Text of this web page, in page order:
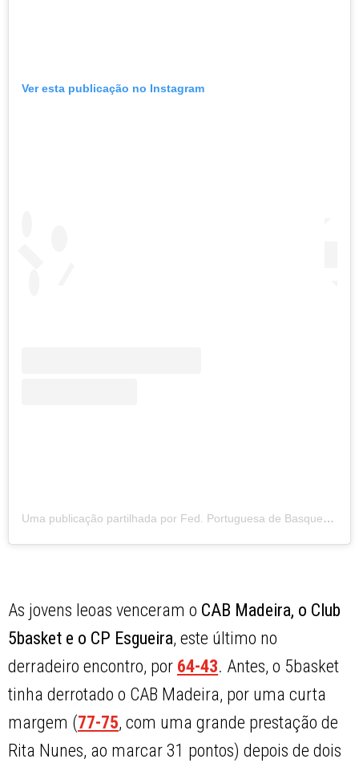
Ver esta publicação no Instagram
Uma publicação partilhada por Fed. Portuguesa de Basquetebol (@fpbasquetebol)
As jovens leoas venceram o CAB Madeira, o Club
5basket e o CP Esgueira, este último no
derradeiro encontro, por 64-43. Antes, o 5basket
tinha derrotado o CAB Madeira, por uma curta
margem (77-75, com uma grande prestação de
Rita Nunes, ao marcar 31 pontos) depois de dois